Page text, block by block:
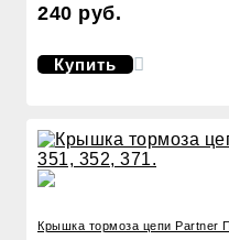
240 руб.
Купить
Крышка тормоза цепи Partner